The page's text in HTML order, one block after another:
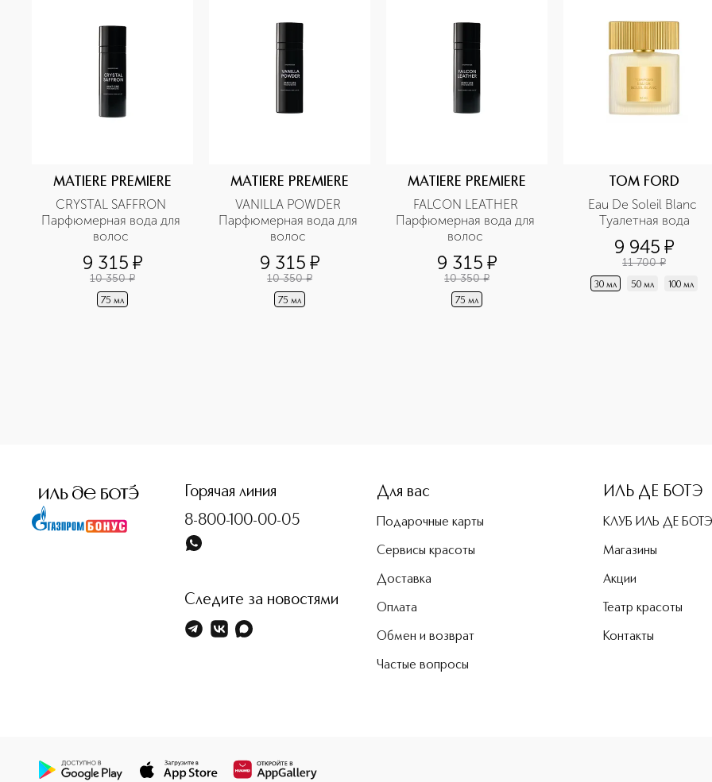
MATIERE PREMIERE
CRYSTAL SAFFRON
Парфюмерная вода для
9 315 ¤
10 350 ¤
75 мл
MATIERE PREMIERE
VANILLA POWDER
Парфюмерная вода для
9 315 ¤
10 350 ¤
75 мл
MATIERE PREMIERE
FALCON LEATHER
Парфюмерная вода для
9 315 ¤
10 350 ¤
75 мл
TOM FORD
Eau De Soleil Blanc
Туалетная вода
9 945 ¤
11 700 ¤
30 мл 50 мл 100 мл
Горячая линия
8-800-100-00-05
Следите за новостями
Для вас
Подарочные карты
Сервисы красоты
Доставка
Оплата
Обмен и возврат
Частые вопросы
ИЛЬ ДЕ БОТЭ
КЛУБ ИЛЬ ДЕ БОТЭ
Магазины
Акции
Театр красоты
Контакты